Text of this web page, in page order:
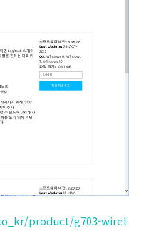
product/g703-wirel